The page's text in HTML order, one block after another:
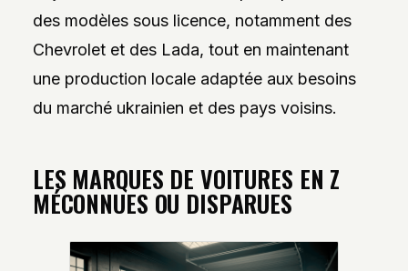
des modèles sous licence, notamment des
Chevrolet et des Lada, tout en maintenant
une production locale adaptée aux besoins
du marché ukrainien et des pays voisins.
LES MARQUES DE VOITURES EN Z
MÉCONNUES OU DISPARUES